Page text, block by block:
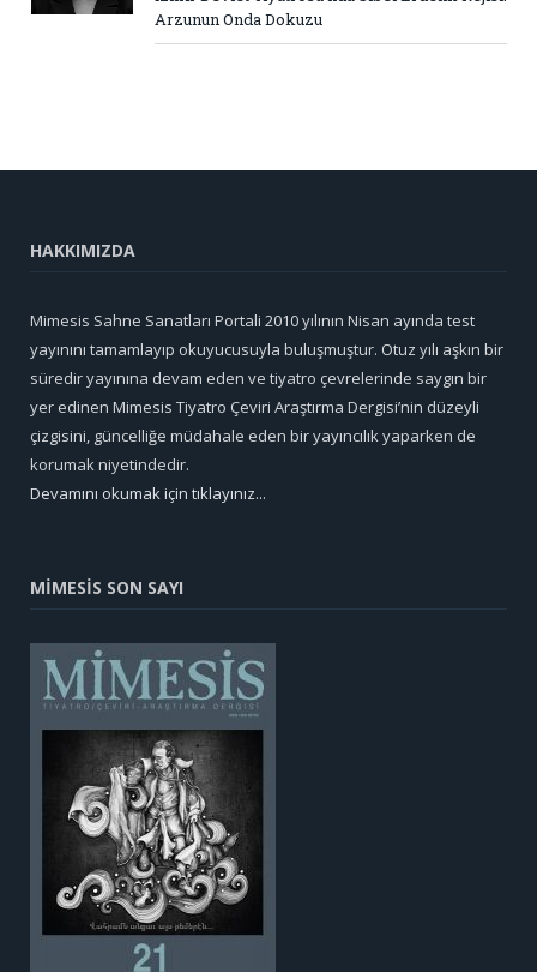
Arzunun Onda Dokuzu
HAKKIMIZDA
Mimesis Sahne Sanatları Portali 2010 yılının Nisan ayında test
yayınını tamamlayıp okuyucusuyla buluşmuştur. Otuz yılı aşkın bir
süredir yayınına devam eden ve tiyatro çevrelerinde saygın bir
yer edinen Mimesis Tiyatro Çeviri Araştırma Dergisi’nin düzeyli
çizgisini, güncelliğe müdahale eden bir yayıncılık yaparken de
korumak niyetindedir.
Devamını okumak için tıklayınız...
MİMESİS SON SAYI